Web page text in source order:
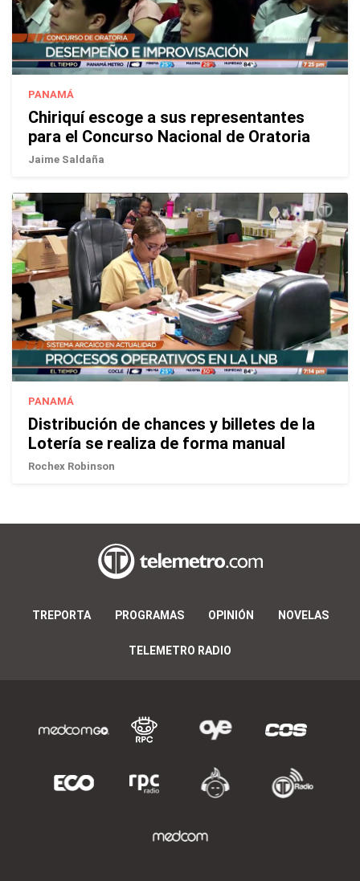
PANAMÁ
Chiriquí escoge a sus representantes
para el Concurso Nacional de Oratoria
Jaime Saldaña
PANAMÁ
Distribución de chances y billetes de la
Lotería se realiza de forma manual
Rochex Robinson
TREPORTA PROGRAMAS OPINIÓN NOVELAS
TELEMETRO RADIO